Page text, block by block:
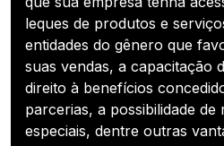
leques de produtos e
entidades do gênero que
suas vendas, a capacitação
direito à benefícios
parcerias, a possibilidade
especiais, dentre outras